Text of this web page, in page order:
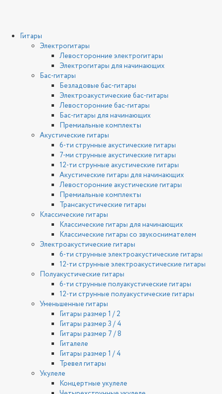
Гитары
Электрогитары
Левосторонние электрогитары
Электрогитары для начинающих
Бас-гитары
Безладовые бас-гитары
Электроакустические бас-гитары
Левосторонние бас-гитары
Бас-гитары для начинающих
Премиальные комплекты
Акустические гитары
6-ти струнные акустические гитары
7-ми струнные акустические гитары
12-ти струнные акустические гитары
Акустические гитары для начинающих
Левосторонние акустические гитары
Премиальные комплекты
Трансакустические гитары
Классические гитары
Классические гитары для начинающих
Классические гитары со звукоснимателем
Электроакустические гитары
6-ти струнные электроакустические гитары
12-ти струнные электроакустические гитары
Полуакустические гитары
6-ти струнные полуакустические гитары
12-ти струнные полуакустические гитары
Уменьшенные гитары
Гитары размер 1 / 2
Гитары размер 3 / 4
Гитары размер 7 / 8
Гиталеле
Гитары размер 1 / 4
Тревел гитары
Укулеле
Концертные укулеле